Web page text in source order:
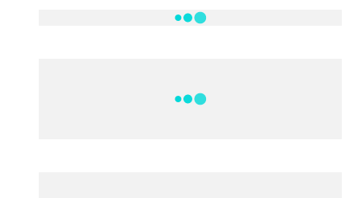
FILMES E SÉRIES